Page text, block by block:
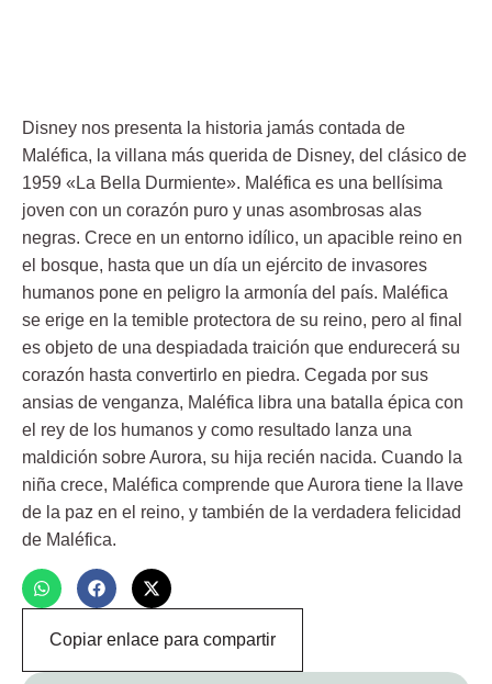
Disney nos presenta la historia jamás contada de
Maléfica, la villana más querida de Disney, del clásico de
1959 «La Bella Durmiente». Maléfica es una bellísima
joven con un corazón puro y unas asombrosas alas
negras. Crece en un entorno idílico, un apacible reino en
el bosque, hasta que un día un ejército de invasores
humanos pone en peligro la armonía del país. Maléfica
se erige en la temible protectora de su reino, pero al final
es objeto de una despiadada traición que endurecerá su
corazón hasta convertirlo en piedra. Cegada por sus
ansias de venganza, Maléfica libra una batalla épica con
el rey de los humanos y como resultado lanza una
maldición sobre Aurora, su hija recién nacida. Cuando la
niña crece, Maléfica comprende que Aurora tiene la llave
de la paz en el reino, y también de la verdadera felicidad
de Maléfica.
Copiar enlace para compartir